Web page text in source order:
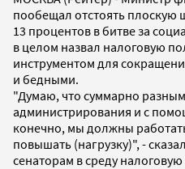
пообещал отстоять плоскую
13 процентов в битве за
в целом назвал налоговую
инструментом для
и бедными.
"Думаю, что суммарно
администрирования и с
конечно, мы должны
повышать (нагрузку)", -
сенаторам в среду